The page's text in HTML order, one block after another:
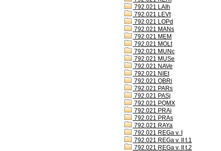
792.021 LAIh
792.021 LEVt
792.021 LOPd
792.021 MANs
792.021 MEM
792.021 MOLt
792.021 MUNc
792.021 MUSe
792.021 NAVe
792.021 NIEt
792.021 OBRi
792.021 PARs
792.021 PASj
792.021 PQMX
792.021 PRAi
792.021 PRAs
792.021 RAYa
792.021 REGa v. I
792.021 REGa v. II t.1
792.021 REGa v. II t.2